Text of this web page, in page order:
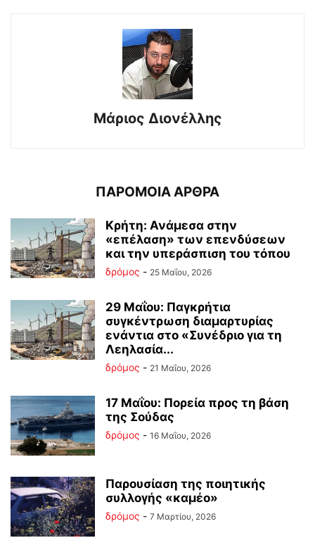
Μάριος Διονέλλης
ΠΑΡΟΜΟΙΑ ΑΡΘΡΑ
Κρήτη: Ανάμεσα στην
«επέλαση» των επενδύσεων
και την υπεράσπιση του τόπου
δρόμος - 25 Μαΐου, 2026
29 Μαΐου: Παγκρήτια
συγκέντρωση διαμαρτυρίας
ενάντια στο «Συνέδριο για τη
Λεηλασία...
δρόμος - 21 Μαΐου, 2026
17 Μαΐου: Πορεία προς τη βάση
της Σούδας
δρόμος - 16 Μαΐου, 2026
Παρουσίαση της ποιητικής
συλλογής «καμέο»
δρόμος - 7 Μαρτίου, 2026